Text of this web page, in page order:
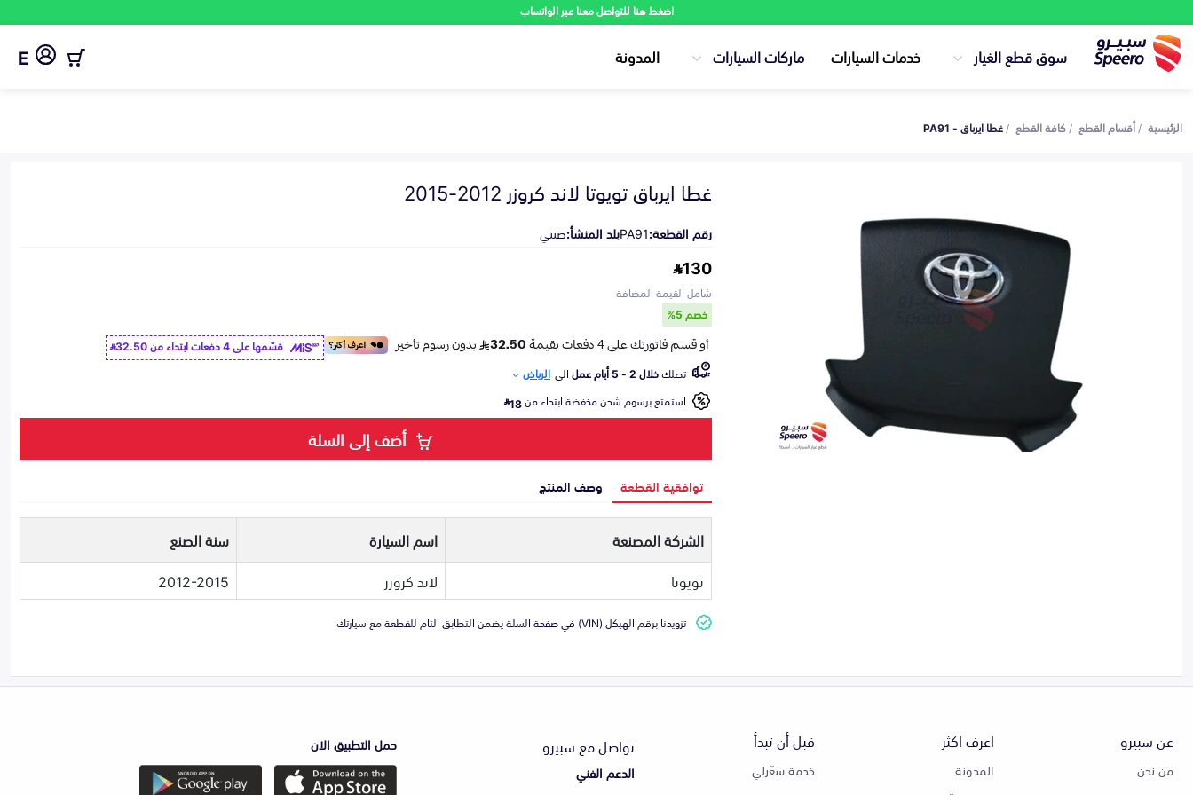
اضغط هنا للتواصل معنا عبر الواتساب
سوق قطع الغيار خدمات السيارات ماركات السيارات المدونة E
الرئيسية أقسام القطع كافة القطع غطا ايرباق - PA91
غطا ايرباق تويوتا لاند كروزر 2012-2015
رقم القطعة:PA91بلد المنشأ:صيني
130
شامل القيمة المضافة
خصم 5%
قسّمها على 4 دفعات ابتداء من
32.50
تصلكخلال 2 - 5 أيام عمل الى الرياض
استمتع برسوم شحن مخفضة ابتداء من18
أضف إلى السلة
توافقية القطعة وصف المنتج
الشركة المصنعة اسم السيارة
سنة الصنع
تويوتا
لاند كروزر 2012-2015
تزويدنا برقم الهيكل (VIN) في صفحة السلة يضمن التطابق التام للقطعة مع سيارتك
عن سبيرو
من نحن
اعرف اكثر
المدونة
قبل أن تبدأ
خدمة سعّرلي
تواصل مع سبيرو
الدعم الفني
حمل التطبيق الان